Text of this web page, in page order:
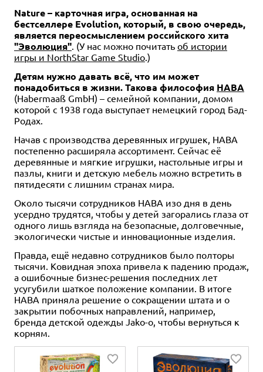
Nature – карточная игра, основанная на
бестселлере Evolution, который, в свою очередь,
является переосмыслением российского хита
"Эволюция" . (У нас можно почитать об истории
игры и NorthStar Game Studio .)
Детям нужно давать всё, что им может
понадобиться в жизни. Такова философия HABA
(Habermaaß GmbH) – семейной компании, домом
которой с 1938 года выступает немецкий город Бад-
Родах.
Начав с производства деревянных игрушек, HABA
постепенно расширяла ассортимент. Сейчас её
деревянные и мягкие игрушки, настольные игры и
пазлы, книги и детскую мебель можно встретить в
пятидесяти с лишним странах мира.
Около тысячи сотрудников HABA изо дня в день
усердно трудятся, чтобы у детей загорались глаза от
одного лишь взгляда на безопасные, долговечные,
экологически чистые и инновационные изделия.
Правда, ещё недавно сотрудников было полторы
тысячи. Ковидная эпоха привела к падению продаж,
а ошибочные бизнес-решения последних лет
усугубили шаткое положение компании. В итоге
HABA приняла решение о сокращении штата и о
закрытии побочных направлений, например,
бренда детской одежды Jako-o, чтобы вернуться к
корням.